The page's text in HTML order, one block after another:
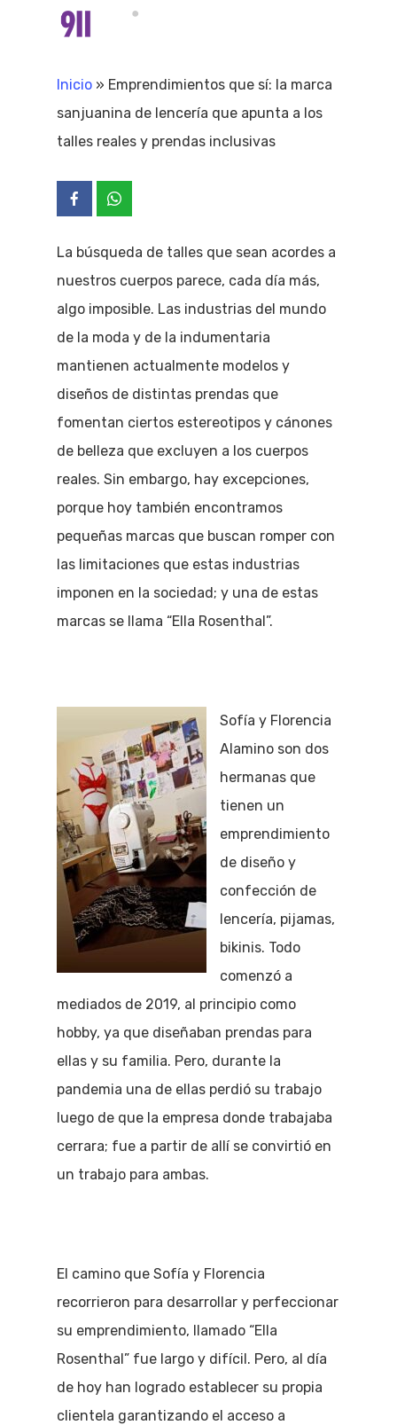
Inicio » Emprendimientos que sí: la marca
sanjuanina de lencería que apunta a los
talles reales y prendas inclusivas
La búsqueda de talles que sean acordes a
nuestros cuerpos parece, cada día más,
algo imposible. Las industrias del mundo
de la moda y de la indumentaria
mantienen actualmente modelos y
diseños de distintas prendas que
fomentan ciertos estereotipos y cánones
de belleza que excluyen a los cuerpos
reales. Sin embargo, hay excepciones,
porque hoy también encontramos
pequeñas marcas que buscan romper con
las limitaciones que estas industrias
imponen en la sociedad; y una de estas
marcas se llama “Ella Rosenthal”.
Sofía y Florencia
Alamino son dos
hermanas que
tienen un
emprendimiento
de diseño y
confección de
lencería, pijamas,
bikinis. Todo
comenzó a
mediados de 2019, al principio como
hobby, ya que diseñaban prendas para
ellas y su familia. Pero, durante la
pandemia una de ellas perdió su trabajo
luego de que la empresa donde trabajaba
cerrara; fue a partir de allí se convirtió en
un trabajo para ambas.
El camino que Sofía y Florencia
recorrieron para desarrollar y perfeccionar
su emprendimiento, llamado “Ella
Rosenthal” fue largo y difícil. Pero, al día
de hoy han logrado establecer su propia
clientela garantizando el acceso a